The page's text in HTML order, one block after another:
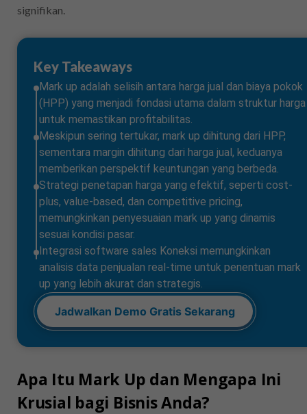
signifikan.
Key Takeaways
Mark up adalah selisih antara harga jual dan biaya pokok
(HPP) yang menjadi fondasi utama dalam struktur harga
untuk memastikan profitabilitas.
Meskipun sering tertukar, mark up dihitung dari HPP,
sementara margin dihitung dari harga jual, keduanya
memberikan perspektif keuntungan yang berbeda.
Strategi penetapan harga yang efektif, seperti cost-
plus, value-based, dan competitive pricing,
memungkinkan penyesuaian mark up yang dinamis
sesuai kondisi pasar.
Integrasi software sales Koneksi memungkinkan
analisis data penjualan real-time untuk penentuan mark
up yang lebih akurat dan strategis.
Jadwalkan Demo Gratis Sekarang
Apa Itu Mark Up dan Mengapa Ini
Krusial bagi Bisnis Anda?